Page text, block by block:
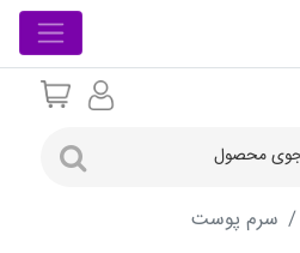
سرم پوست